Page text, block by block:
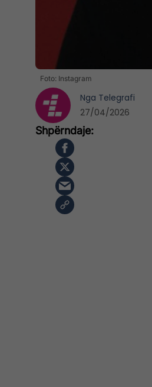
Foto: Instagram
Nga Telegrafi
27/04/2026